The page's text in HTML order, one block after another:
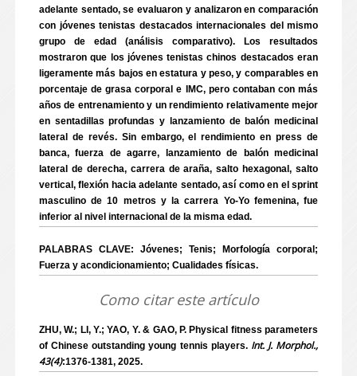
adelante sentado, se evaluaron y analizaron en comparación
con jóvenes tenistas destacados internacionales del mismo
grupo de edad (análisis comparativo). Los resultados
mostraron que los jóvenes tenistas chinos destacados eran
ligeramente más bajos en estatura y peso, y comparables en
porcentaje de grasa corporal e IMC, pero contaban con más
años de entrenamiento y un rendimiento relativamente mejor
en sentadillas profundas y lanzamiento de balón medicinal
lateral de revés. Sin embargo, el rendimiento en press de
banca, fuerza de agarre, lanzamiento de balón medicinal
lateral de derecha, carrera de araña, salto hexagonal, salto
vertical, flexión hacia adelante sentado, así como en el sprint
masculino de 10 metros y la carrera Yo-Yo femenina, fue
inferior al nivel internacional de la misma edad.
PALABRAS CLAVE: Jóvenes; Tenis; Morfología corporal;
Fuerza y acondicionamiento; Cualidades físicas.
Como citar este artículo
ZHU, W.; LI, Y.; YAO, Y. & GAO, P. Physical fitness parameters
of Chinese outstanding young tennis players. Int. J. Morphol.,
43(4):1376-1381, 2025.